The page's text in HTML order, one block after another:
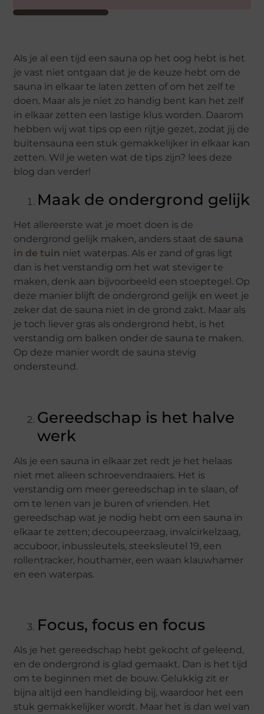
Als je al een tijd een sauna op het oog hebt is het
je vast niet ontgaan dat je de keuze hebt om de
sauna in elkaar te laten zetten of om het zelf te
doen. Maar als je niet zo handig bent kan het zelf
in elkaar zetten een lastige klus worden. Daarom
hebben wij wat tips op een rijtje gezet, zodat jij de
buitensauna een stuk gemakkelijker in elkaar kan
zetten. Wil je weten wat de tips zijn? lees deze
blog dan verder!
Maak de ondergrond gelijk
Het allereerste wat je moet doen is de
ondergrond gelijk maken, anders staat de sauna
in de tuin niet waterpas. Als er zand of gras ligt
dan is het verstandig om het wat steviger te
maken, denk aan bijvoorbeeld een stoeptegel. Op
deze manier blijft de ondergrond gelijk en weet je
zeker dat de sauna niet in de grond zakt. Maar als
je toch liever gras als ondergrond hebt, is het
verstandig om balken onder de sauna te maken.
Op deze manier wordt de sauna stevig
ondersteund.
Gereedschap is het halve
werk
Als je een sauna in elkaar zet redt je het helaas
niet met alleen schroevendraaiers. Het is
verstandig om meer gereedschap in te slaan, of
om te lenen van je buren of vrienden. Het
gereedschap wat je nodig hebt om een sauna in
elkaar te zetten; decoupeerzaag, invalcirkelzaag,
accuboor, inbussleutels, steeksleutel 19, een
rollentracker, houthamer, een waan klauwhamer
en een waterpas.
Focus, focus en focus
Als je het gereedschap hebt gekocht of geleend,
en de ondergrond is glad gemaakt. Dan is het tijd
om te beginnen met de bouw. Gelukkig zit er
bijna altijd een handleiding bij, waardoor het een
stuk gemakkelijker wordt. Maar het is dan wel van